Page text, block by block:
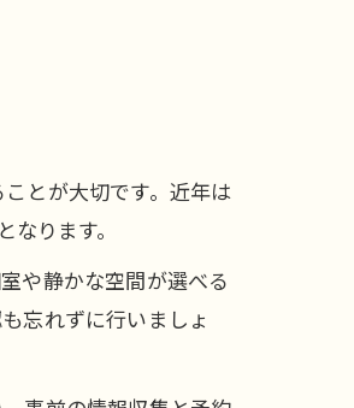
とが大切です。近年は
ります。
や静かな空間が選べる
忘れずに行いましょ